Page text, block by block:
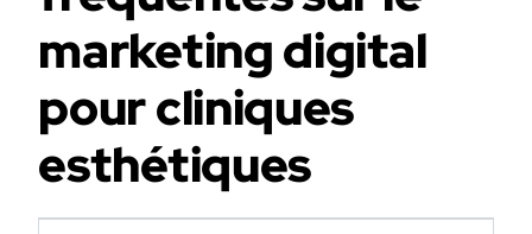
marketing digital
pour cliniques
esthétiques